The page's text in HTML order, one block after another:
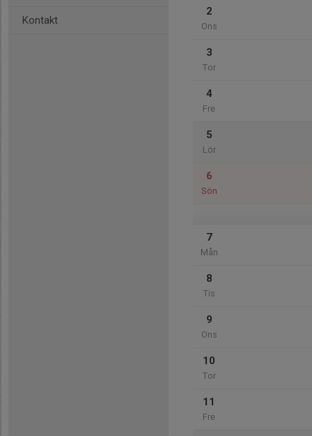
Kontakt
2
Ons
3
Tor
4
Fre
5
Lör
6
Sön
7
Mån
8
Tis
9
Ons
10
Tor
11
Fre